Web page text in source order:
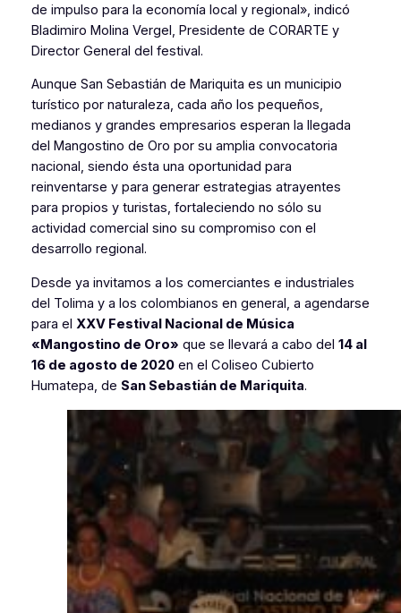
de impulso para la economía local y regional», indicó
Bladimiro Molina Vergel, Presidente de CORARTE y
Director General del festival.
Aunque San Sebastián de Mariquita es un municipio
turístico por naturaleza, cada año los pequeños,
medianos y grandes empresarios esperan la llegada
del Mangostino de Oro por su amplia convocatoria
nacional, siendo ésta una oportunidad para
reinventarse y para generar estrategias atrayentes
para propios y turistas, fortaleciendo no sólo su
actividad comercial sino su compromiso con el
desarrollo regional.
Desde ya invitamos a los comerciantes e industriales
del Tolima y a los colombianos en general, a agendarse
para el XXV Festival Nacional de Música
«Mangostino de Oro» que se llevará a cabo del 14 al
16 de agosto de 2020en el Coliseo Cubierto
Humatepa, de San Sebastián de Mariquita.